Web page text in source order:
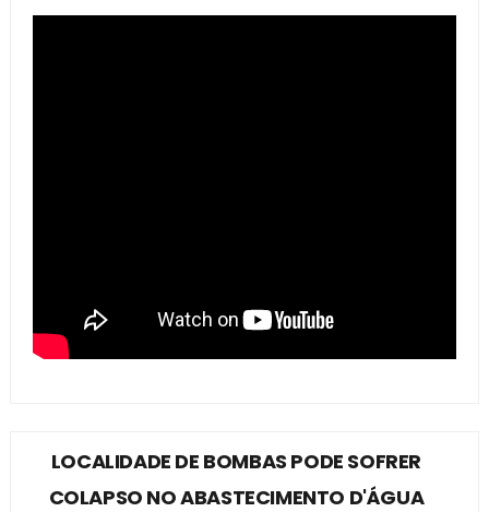
LOCALIDADE DE BOMBAS PODE SOFRER
COLAPSO NO ABASTECIMENTO D'ÁGUA